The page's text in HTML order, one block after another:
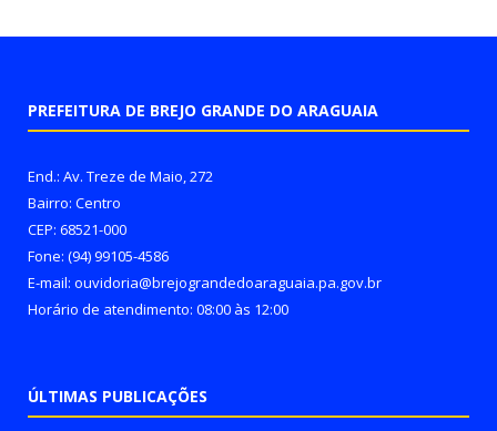
PREFEITURA DE BREJO GRANDE DO ARAGUAIA
End.: Av. Treze de Maio, 272
Bairro: Centro
CEP: 68521-000
Fone: (94) 99105-4586
E-mail: ouvidoria@brejograndedoaraguaia.pa.gov.br
Horário de atendimento: 08:00 às 12:00
ÚLTIMAS PUBLICAÇÕES